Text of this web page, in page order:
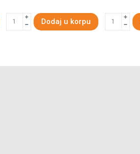
Dodaj u korpu